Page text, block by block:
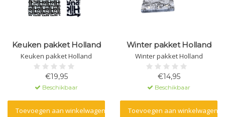
Keuken pakket Holland
Keuken pakket Holland
€19,95
Beschikbaar
Toevoegen aan winkelwagen
Winter pakket Holland
Winter pakket Holland
€14,95
Beschikbaar
Toevoegen aan winkelwagen